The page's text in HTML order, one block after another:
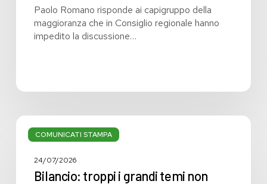
Paolo Romano risponde ai capigruppo della
maggioranza che in Consiglio regionale hanno
impedito la discussione…
COMUNICATI STAMPA
Bilancio:
troppi
grandi24/07/2026
Bilancio: troppi i grandi temi non